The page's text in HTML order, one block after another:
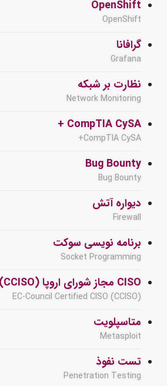
OpenShift
OpenShift
گرافانا
Grafana
نظارت بر شبکه
Network Monitoring
CompTIA CySA +
CompTIA CySA+
Bug Bounty
Bug Bounty
دیواره آتش
Firewall
برنامه نویسی سوکت
Socket Programming
CISO مجاز شورای اروپا (CCISO)
EC-Council Certified CISO (CCISO)
متاسپلویت
Metasploit
تست نفوذ
Penetration Testing